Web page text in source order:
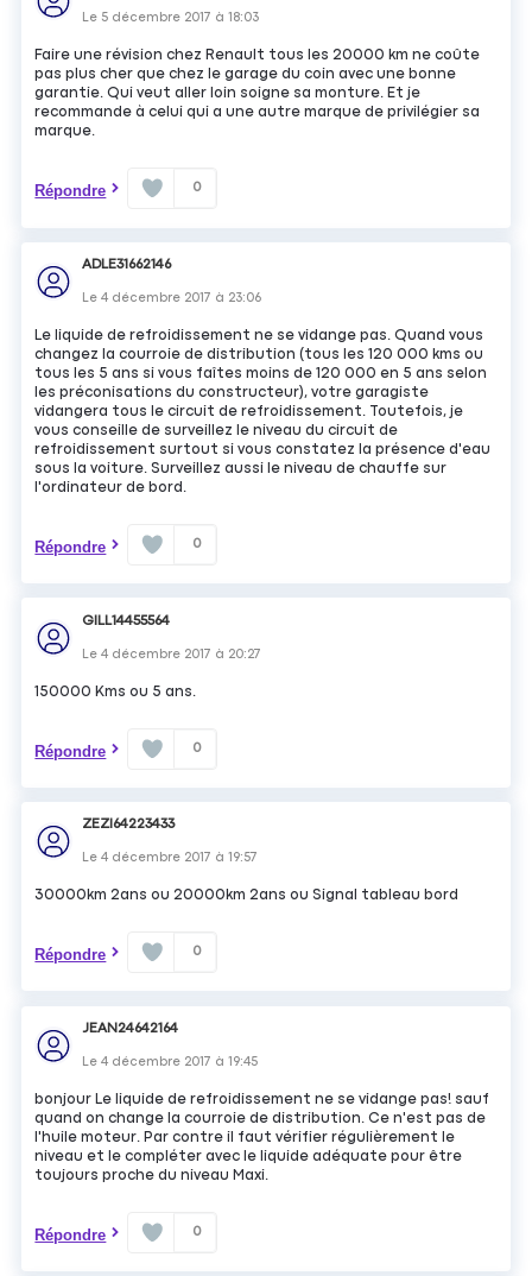
Le 5 décembre 2017 à18:03
Faire une révision chez Renault tous les 20000 km ne coûte
pas plus cher que chez le garage du coin avec une bonne
garantie. Qui veut aller loin soigne sa monture. Et je
recommande à celui qui a une autre marque de privilégier sa
marque.
Répondre 0
ADLE31662146
Le4 décembre 2017 à 23:06
Le liquide de refroidissement ne se vidange pas. Quand vous
changez la courroie de distribution (tous les 120 000 kms ou
tous les 5 ans si vous faîtes moins de 120 000 en 5 ans selon
les préconisations du constructeur), votre garagiste
vidangera tous le circuit de refroidissement. Toutefois, je
vous conseille de surveillez le niveau du circuit de
refroidissement surtout si vous constatez la présence d'eau
sous la voiture. Surveillez aussi le niveau de chauffe sur
l'ordinateur de bord.
Répondre 0
GILL14455564
Le4 décembre 2017 à 20:27
150000 Kms ou 5 ans.
Répondre 0
ZEZI64223433
Le4 décembre 2017 à19:57
30000km 2ans ou 20000km 2ans ou Signal tableau bord
Répondre 0
JEAN24642164
Le4 décembre 2017 à19:45
bonjour Le liquide de refroidissement ne se vidange pas! sauf
quand on change la courroie de distribution. Ce n'est pas de
l'huile moteur. Par contre il faut vérifier régulièrement le
niveau et le compléter avec le liquide adéquate pour être
toujours proche du niveau Maxi.
Répondre 0